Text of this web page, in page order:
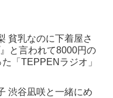
貧乳なのに下着屋さ
と言われて8000円の
「TEPPENラジオ」
渋谷凪咲と一緒にめ